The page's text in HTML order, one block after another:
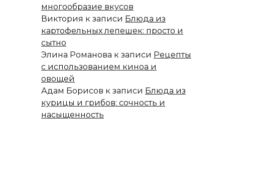
многообразие вкусов
Виктория к записи Блюда из
картофельных лепешек: просто и
сытно
Элина Романова к записи Рецепты
с использованием киноа и
овощей
Адам Борисов к записи Блюда из
курицы и грибов: сочность и
насыщенность